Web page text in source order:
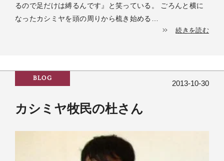
るので足だけは縛るんです』と笑っている。 ごろんと横に
なったカシミヤを頭の周りから梳き始める…
続きを読む
BLOG
2013-10-30
カシミヤ牧民の杜さん